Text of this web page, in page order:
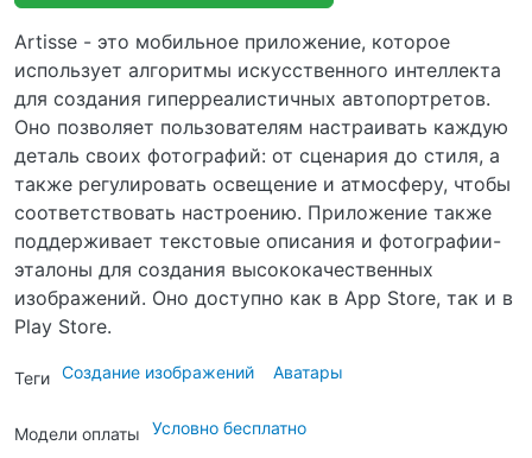
Artisse - это мобильное приложение, которое
использует алгоритмы искусственного интеллекта
для создания гиперреалистичных автопортретов.
Оно позволяет пользователям настраивать каждую
деталь своих фотографий: от сценария до стиля, а
также регулировать освещение и атмосферу, чтобы
соответствовать настроению. Приложение также
поддерживает текстовые описания и фотографии-
эталоны для создания высококачественных
изображений. Оно доступно как в App Store, так и в
Play Store.
Теги Создание изображений Аватары
Модели оплаты Условно бесплатно